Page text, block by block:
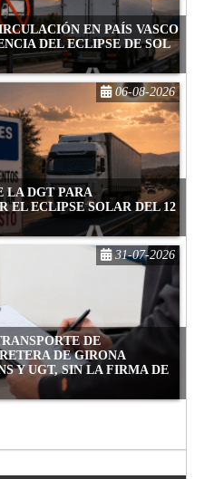
EN PAÍS VASCO
DEL ECLIPSE DE SOL
LA DGT PARA
EL ECLIPSE SOLAR DEL 12
06-08-2026
DE
DE GIRONA
Y UGT, SIN LA FIRMA DE
31-07-2026